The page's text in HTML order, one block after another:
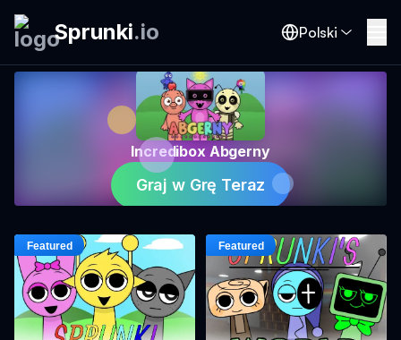
Sprunki.io Polski
Incredibox Abgerny
Graj w Grę Teraz